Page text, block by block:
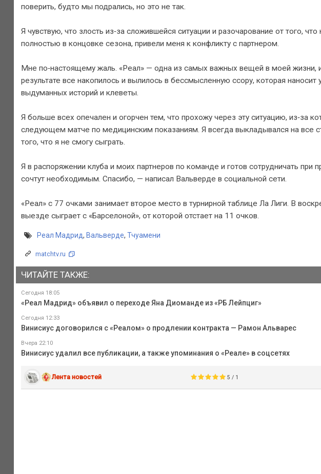
поверить, будто мы подрались, но это не так.
Я чувствую, что злость из‑за сложившейся ситуации и разочарование от того,
полностью в концовке сезона, привели меня к конфликту с партнером.
Мне по‑настоящему жаль. «Реал» — одна из самых важных вещей в моей жизни,
результате все накопилось и вылилось в бессмысленную ссору, которая
выдуманных историй и клеветы.
Я больше всех опечален и огорчен тем, что прохожу через эту ситуацию, из‑за
следующем матче по медицинским показаниям. Я всегда выкладывался на все
того, что я не смогу сыграть.
Я в распоряжении клуба и моих партнеров по команде и готов сотрудничать при
сочтут необходимым. Спасибо, — написал Вальверде в социальной сети.
«Реал» с 77 очками занимает второе место в турнирной таблице Ла Лиги. В
выезде сыграет с «Барселоной», от которой отстает на 11 очков.
Реал Мадрид, Вальверде, Тчуамени
matchtv.ru
ЧИТАЙТЕ ТАКЖЕ:
Сегодня 18:05
«Реал Мадрид» объявил о переходе Яна Диоманде из «РБ Лейпциг»
Сегодня 12:33
Винисиус договорился с «Реалом» о продлении контракта — Рамон Альварес
Вчера 22:10
Винисиус удалил все публикации, а также упоминания о «Реале» в соцсетях
Лента новостей 5 / 1